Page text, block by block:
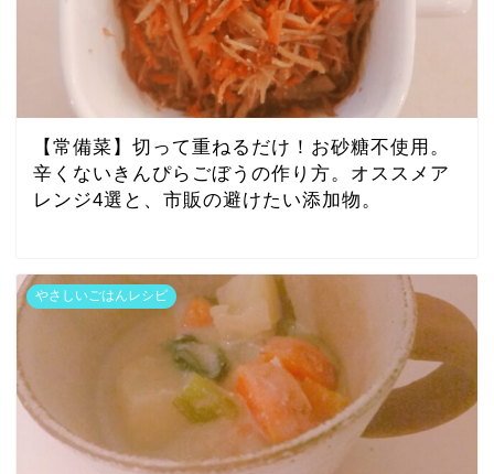
【常備菜】切って重ねるだけ！お砂糖不使用。
辛くないきんぴらごぼうの作り方。オススメア
レンジ4選と、市販の避けたい添加物。
やさしいごはんレシピ